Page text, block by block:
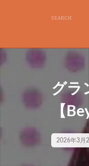
グラ
【
2026年3月